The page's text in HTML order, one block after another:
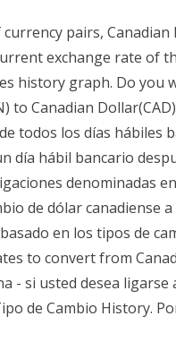
pairs,
exchange rate of
history graph. Do you
to Canadian
todos los días hábiles
día hábil bancario
denominadas
de dólar canadiense
en los tipos de
to convert from
- si usted desea
de Cambio History.